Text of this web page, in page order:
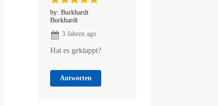
by: Burkhardt
Burkhardt
3 Jahren ago
Hat es geklappt?
Antworten